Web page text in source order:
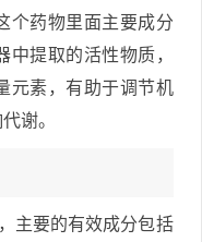
个药物里面主要成分
提取的活性物质，
元素，有助于调节机
谢。
主要的有效成分包括